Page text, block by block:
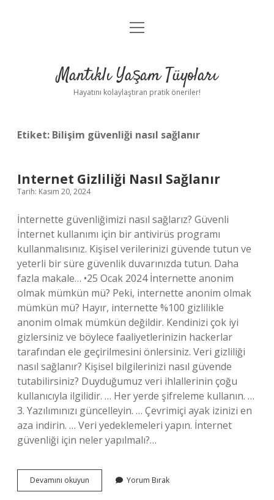
Anasayfa
Yasal Uyarı
menüyü
Mantıklı Yaşam Tüyoları
Hayatını kolaylaştıran pratik öneriler!
Etiket: Bilişim güvenliği nasıl sağlanır
Internet Gizliliği Nasıl Sağlanır
Tarih: Kasım 20, 2024
İnternette güvenliğimizi nasıl sağlarız? Güvenli
İnternet kullanımı için bir antivirüs programı
kullanmalısınız. Kişisel verilerinizi güvende tutun ve
yeterli bir süre güvenlik duvarınızda tutun. Daha
fazla makale… •25 Ocak 2024 İnternette anonim
olmak mümkün mü? Peki, internette anonim olmak
mümkün mü? Hayır, internette %100 gizlilikle
anonim olmak mümkün değildir. Kendinizi çok iyi
gizlersiniz ve böylece faaliyetlerinizin hackerlar
tarafından ele geçirilmesini önlersiniz. Veri gizliliği
nasıl sağlanır? Kişisel bilgilerinizi nasıl güvende
tutabilirsiniz? Duyduğumuz veri ihlallerinin çoğu
kullanıcıyla ilgilidir. … Her yerde şifreleme kullanın. …
3. Yazılımınızı güncelleyin. … Çevrimiçi ayak izinizi en
aza indirin. … Veri yedeklemeleri yapın. İnternet
güvenliği için neler yapılmalı?…
Devamını okuyun
Gizliliği
Yorum Bırak